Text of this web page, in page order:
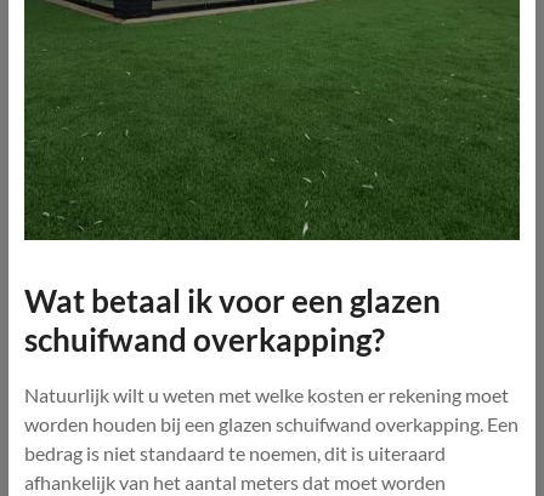
Wat betaal ik voor een glazen
schuifwand overkapping?
Natuurlijk wilt u weten met welke kosten er rekening moet
worden houden bij een glazen schuifwand overkapping. Een
bedrag is niet standaard te noemen, dit is uiteraard
afhankelijk van het aantal meters dat moet worden